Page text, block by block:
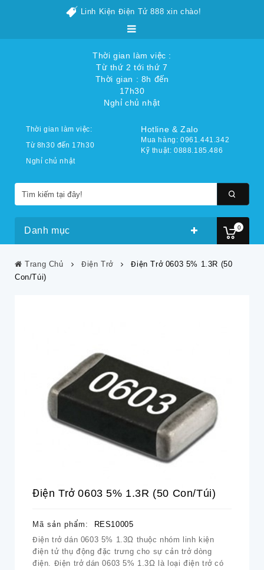
Linh Kiện Điện Tử 888 xin chào!
Thời gian làm việc :
Từ thứ 2 tới thứ 7
Thời gian : 8h đến
17h30
Nghỉ chủ nhật
0
Thời gian làm việc:
Từ 8h30 đến 17h30
Nghỉ chủ nhật
Hotline & Zalo
Mua hàng: 0961.441.342
Kỹ thuật: 0888.185.486
Danh mục
Trang Chủ Điện Trở
Điện Trở 0603 5% 1.3R (50
Con/túi)
Điện Trở 0603 5% 1.3R (50 Con/túi)
Mã sản phẩm:
RES10005
Điện trở dán 0603 5% 1.3Ω thuộc nhóm linh kiện
điện tử thụ động đặc trưng cho sự cản trở dòng
điện. Điện trở dán 0603 5% 1.3Ω là loại điện trở có